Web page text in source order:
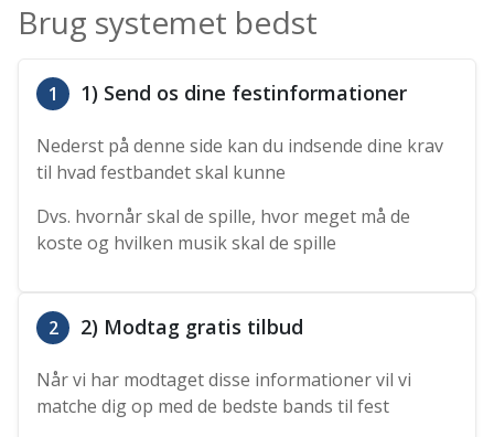
Brug systemet bedst
1 1) Send os dine festinformationer
Nederst på denne side kan du indsende dine krav
til hvad festbandet skal kunne
Dvs. hvornår skal de spille, hvor meget må de
koste og hvilken musik skal de spille
2 2) Modtag gratis tilbud
Når vi har modtaget disse informationer vil vi
matche dig op med de bedste bands til fest